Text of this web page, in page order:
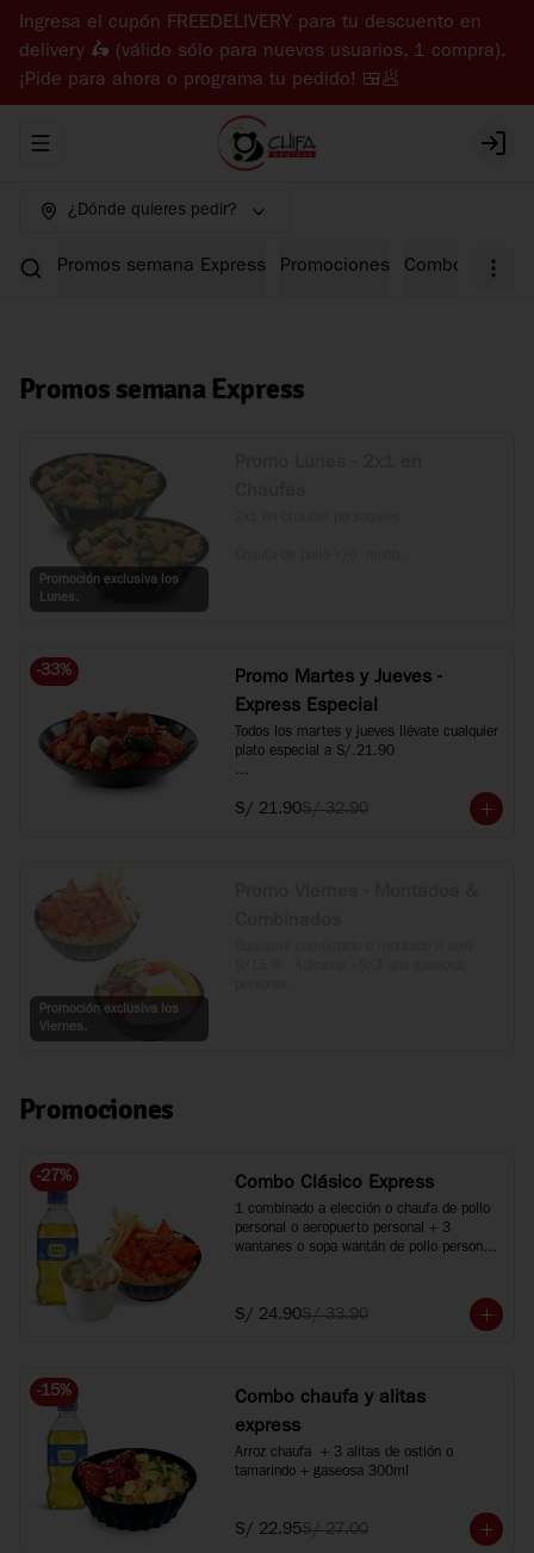
Ingresa el cupón FREEDELIVERY para tu descuento en
delivery 🛵 (válido sólo para nuevos usuarios, 1 compra).
¡Pide para ahora o programa tu pedido! 🍱🥟
Abrir menu de navegación Login
¿Dónde quieres pedir?
Promos semana Express Promociones Combos
Promos semana Express
Promoción exclusiva los
Lunes.
-33%
Promo Martes y Jueves -
Express Especial
Todos los martes y jueves llévate cualquier
plato especial a S/.21.90
Langostino Dinamita, Langostino con
S/ 21.90S/ 32.90
Promoción exclusiva los
Viernes.
Promociones
-27% Combo Clásico Express
1 combinado a elección o chaufa de pollo
personal o aeropuerto personal + 3
wantanes o sopa wantán de pollo personal
S/ 24.90S/ 33.90
-15%
Combo chaufa y alitas
express
Arroz chaufa  + 3 alitas de ostión o
tamarindo + gaseosa 300ml
S/ 22.95S/ 27.00